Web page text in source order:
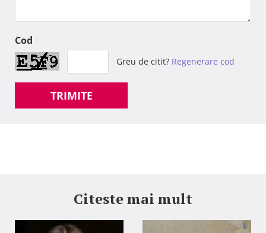
Cod
Greu de citit? Regenerare cod
TRIMITE
Citeste mai mult